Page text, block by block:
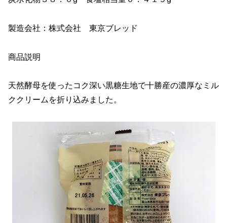
製造会社：株式会社 東京ブレッド
商品説明
天然酵母を使ったコク深い黒糖生地で十勝産の濃厚なミル
ククリームを折り込みました。